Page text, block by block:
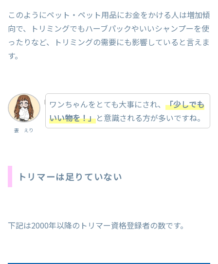
このようにペット・ペット用品にお金をかける人は増加傾
向で、トリミングでもハーブパックやいいシャンプーを使
ったりなど、トリミングの需要にも影響していると言えま
す。
妻 えり
ワンちゃんをとても大事にされ、 「少しでも
いい物を！」と意識される方が多いですね。
トリマーは足りていない
下記は2000年以降のトリマー資格登録者の数です。